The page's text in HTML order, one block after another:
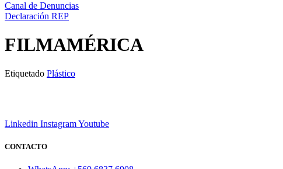
Canal de Denuncias
Declaración REP
FILMAMÉRICA
Etiquetado Plástico
Linkedin InstagramYoutube
CONTACTO